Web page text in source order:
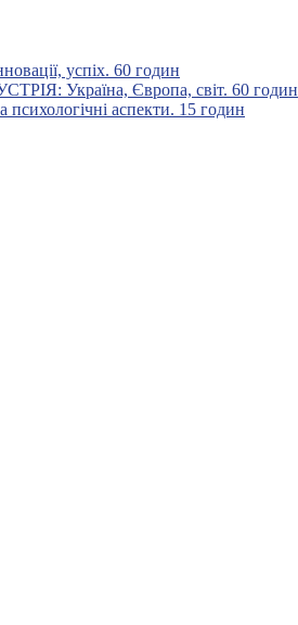
успіх. 60 годин
Україна, Європа, світ. 60 годин
аспекти. 15 годин